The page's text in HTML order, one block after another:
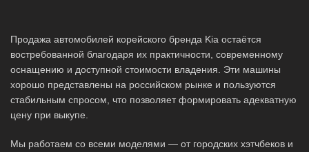
Продажа автомобилей корейского бренда Kia остаётся
востребованной благодаря их практичности, современному
оснащению и доступной стоимости владения. Эти машины
хорошо представлены на российском рынке и пользуются
стабильным спросом, что позволяет формировать адекватную
цену при выкупе.
Мы работаем со всеми моделями — от городских хэтчбеков и